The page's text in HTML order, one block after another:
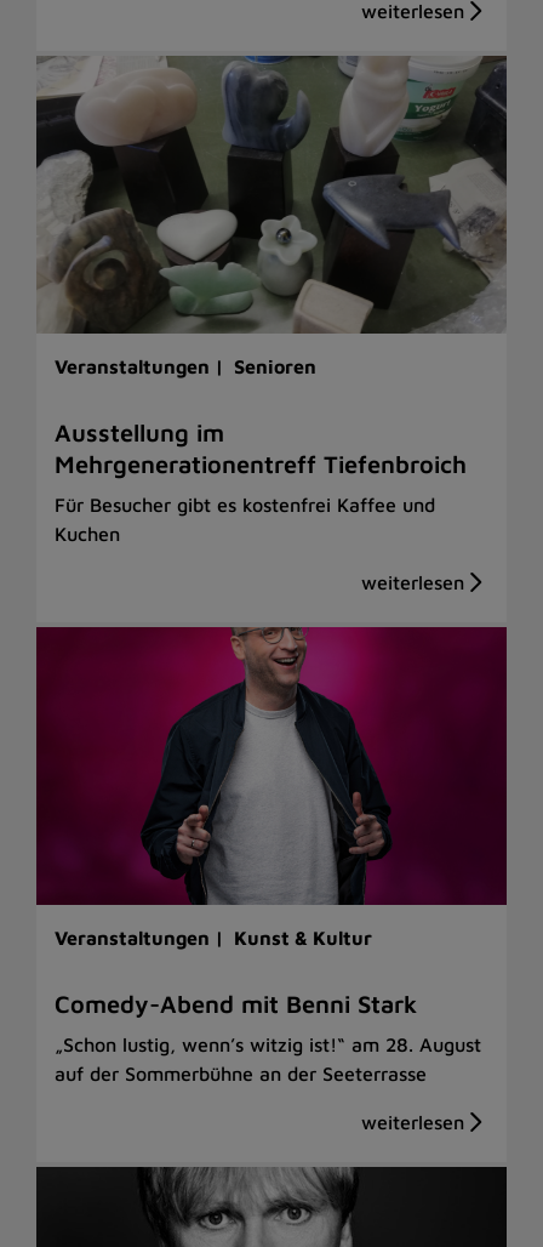
Veranstaltungen | Senioren
Ausstellung im
Mehrgenerationentreff Tiefenbroich
Für Besucher gibt es kostenfrei Kaffee und
Kuchen
Veranstaltungen | Kunst & Kultur
Comedy-Abend mit Benni Stark
„Schon lustig, wenn’s witzig ist!“ am 28. August
auf der Sommerbühne an der Seeterrasse